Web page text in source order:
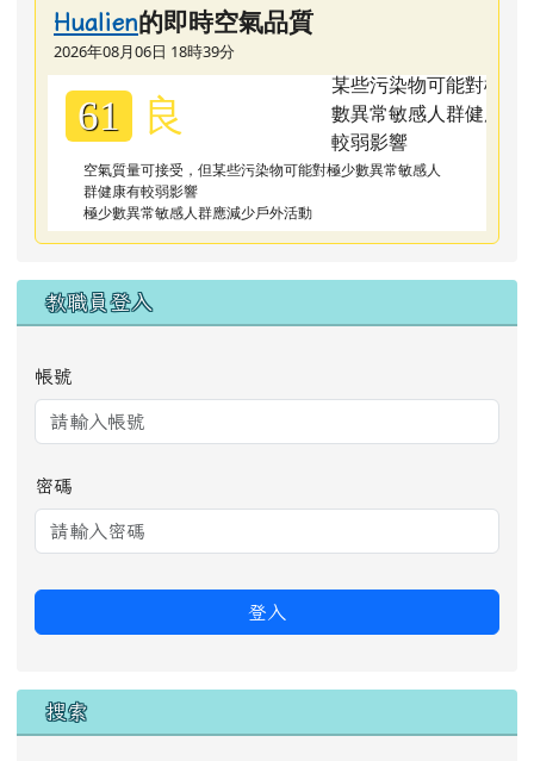
Hualien的即時空氣品質
2026年08月06日 18時39分
61 良
空氣質量可接受，但某些污染物可能對極少數異常敏感人
群健康有較弱影響
極少數異常敏感人群應減少戶外活動
教職員登入
帳號
密碼
登入
搜索